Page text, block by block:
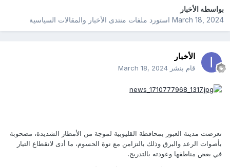
بواسطهالأخبار
March 18, 2024استورد ملفات منتدى الأخبار والمقالات السياسية
الأخبار
قام بنشر March 18, 2024
تعرضت مدينة العبور بمحافظة القليوبية لموجة من الأمطار الشديدة، مصحوبة
بأصوات الرعد والبرق وذلك بالتزامن مع نوة الحسوم، ما أدى لانقطاع التيار
في بعض مناطقها وعودته بالتدريج.